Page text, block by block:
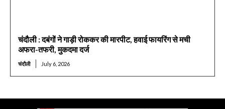
चंदौली : दबंगों ने गाड़ी रोककर की मारपीट, हवाई फायरिंग से मची
अफरा-तफरी, मुकदमा दर्ज
चंदौली July 6, 2026